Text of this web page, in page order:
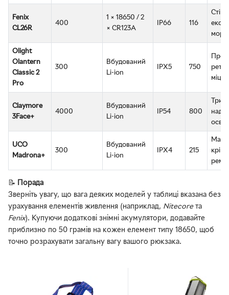
Fenix
CL26R
400
1 × 18650 / 2
× CR123A
IP66 116
Olight
Olantern
Classic 2
Pro
300
Вбудований
Li-ion
IPX5 750
Claymore
3Face+
4000
Вбудований
Li-ion
IP54 800
UCO
Madrona+
300
Вбудований
Li-ion
IPX4 215
📝
Порада
Зверніть увагу, що вага деяких моделей у таблиці вказана без
урахування елементів живлення (наприклад, Nitecoreта
Fenix). Купуючи додаткові знімні акумулятори, додавайте
приблизно по 50 грамів на кожен елемент типу 18650, щоб
точно розрахувати загальну вагу вашого рюкзака.